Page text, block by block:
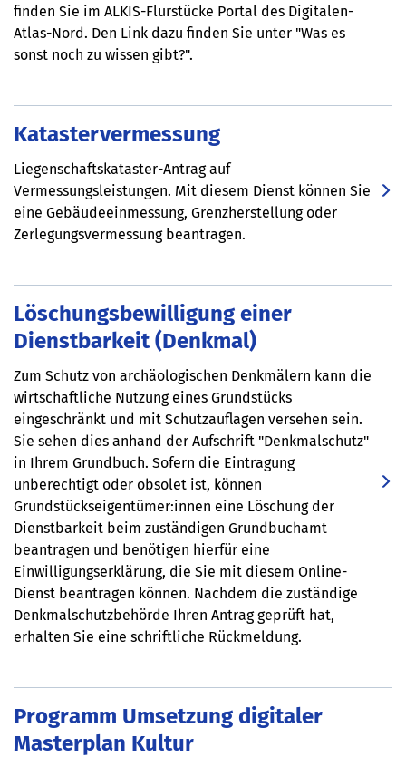
finden Sie im ALKIS-Flurstücke Portal des Digitalen-
Atlas-Nord. Den Link dazu finden Sie unter "Was es
sonst noch zu wissen gibt?".
Katastervermessung
Liegenschaftskataster-Antrag auf
Vermessungsleistungen. Mit diesem Dienst können Sie
eine Gebäudeeinmessung, Grenzherstellung oder
Zerlegungsvermessung beantragen.
Löschungsbewilligung einer
Dienstbarkeit (Denkmal)
Zum Schutz von archäologischen Denkmälern kann die
wirtschaftliche Nutzung eines Grundstücks
eingeschränkt und mit Schutzauflagen versehen sein.
Sie sehen dies anhand der Aufschrift "Denkmalschutz"
in Ihrem Grundbuch. Sofern die Eintragung
unberechtigt oder obsolet ist, können
Grundstückseigentümer:innen eine Löschung der
Dienstbarkeit beim zuständigen Grundbuchamt
beantragen und benötigen hierfür eine
Einwilligungserklärung, die Sie mit diesem Online-
Dienst beantragen können. Nachdem die zuständige
Denkmalschutzbehörde Ihren Antrag geprüft hat,
erhalten Sie eine schriftliche Rückmeldung.
Programm Umsetzung digitaler
Masterplan Kultur